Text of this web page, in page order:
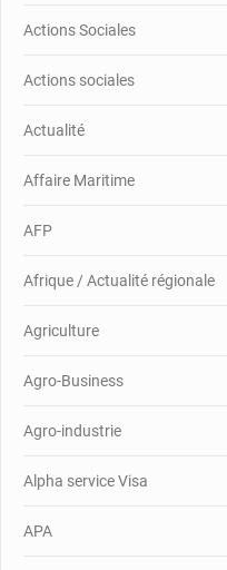
Actions Sociales
Actions sociales
Actualité
Affaire Maritime
AFP
Afrique / Actualité régionale
Agriculture
Agro-Business
Agro-industrie
Alpha service Visa
APA